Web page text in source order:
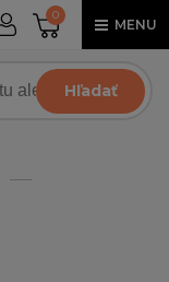
0
MENU
Hľadať